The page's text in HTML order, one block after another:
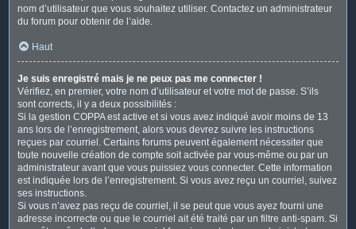
nom d’utilisateur que vous souhaitez utiliser. Contactez un administrateur
du forum pour obtenir de l’aide.
Haut
Je suis enregistré mais je ne peux pas me connecter !
Vérifiez, en premier, votre nom d’utilisateur et votre mot de passe. S’ils
sont corrects, il y a deux possibilités :
Si la gestion COPPA est active et si vous avez indiqué avoir moins de 13
ans lors de l’enregistrement, alors vous devrez suivre les instructions
reçues par courriel. Certains forums peuvent également nécessiter que
toute nouvelle création de compte soit activée par vous-même ou par un
administrateur avant que vous puissiez vous connecter. Cette information
est indiquée lors de l’enregistrement. Si vous avez reçu un courriel, suivez
ses instructions.
Si vous n’avez pas reçu de courriel, il se peut que vous ayez fourni une
adresse incorrecte ou que le courriel ait été traité par un filtre anti-spam. Si